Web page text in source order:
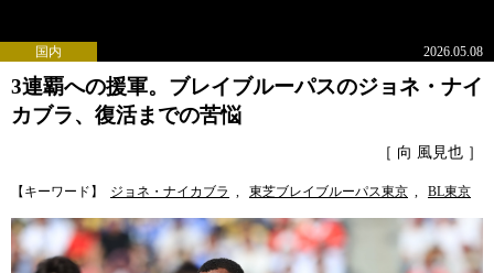
国内 2026.05.08
3連覇への援軍。ブレイブルーパスのジョネ・ナイ
カブラ、復活までの苦悩
［ 向 風見也 ］
【キーワード】 ジョネ・ナイカブラ , 東芝ブレイブルーパス東京 , BL東京